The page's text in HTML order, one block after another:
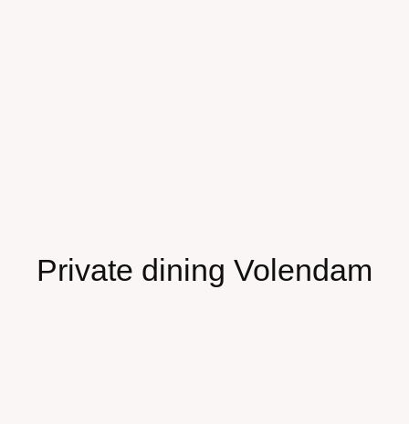
Private dining Volendam